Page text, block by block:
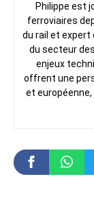
Philippe est
ferroviaires
du rail et expert
du secteur
enjeux
offrent une
et